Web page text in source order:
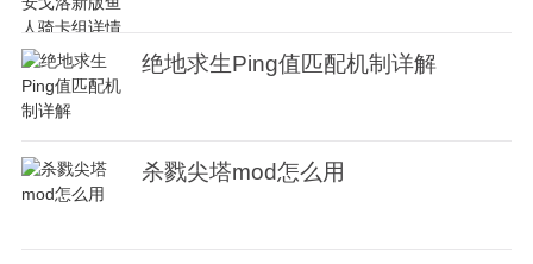
绝地求生Ping值匹配机制详解
杀戮尖塔mod怎么用